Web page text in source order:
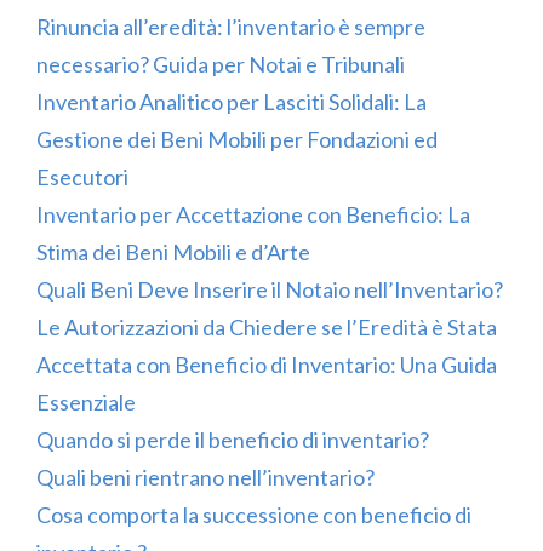
Rinuncia all’eredità: l’inventario è sempre
necessario? Guida per Notai e Tribunali
Inventario Analitico per Lasciti Solidali: La
Gestione dei Beni Mobili per Fondazioni ed
Esecutori
Inventario per Accettazione con Beneficio: La
Stima dei Beni Mobili e d’Arte
Quali Beni Deve Inserire il Notaio nell’Inventario?
Le Autorizzazioni da Chiedere se l’Eredità è Stata
Accettata con Beneficio di Inventario: Una Guida
Essenziale
Quando si perde il beneficio di inventario?
Quali beni rientrano nell’inventario?
Cosa comporta la successione con beneficio di